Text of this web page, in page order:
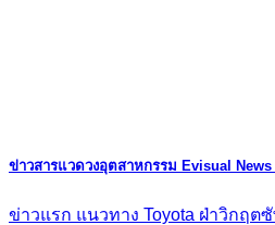
ข่าวสารแวดวงอุตสาหกรรม Evisual
ข่าวแรก แนวทาง Toyota ฝ่าวิกฤต